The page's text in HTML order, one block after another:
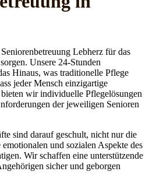
Lebherz für das
Unsere 24-Stunden
Hinaus, was traditionelle Pflege
jeder Mensch einzigartige
wir individuelle Pflegelösungen
der jeweiligen Senioren
sind darauf geschult, nicht nur die
und sozialen Aspekte des
Wir schaffen eine unterstützende
sicher und geborgen